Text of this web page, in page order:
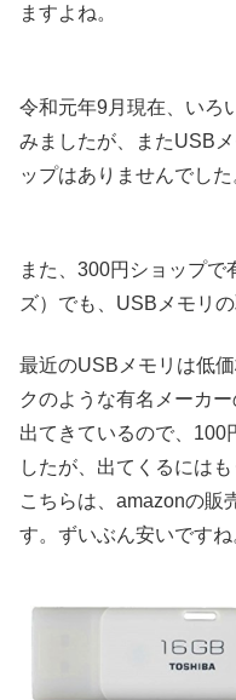
ますよね。
令和元年9月現在、いろ
みましたが、またUSB
ップはありませんでした
また、300円ショップで
ズ）でも、USBメモリ
最近のUSBメモリは低
クのような有名メーカ
出てきているので、100
したが、出てくるには
こちらは、amazonの販
す。ずいぶん安いですね